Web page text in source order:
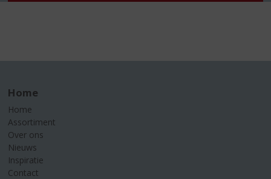
Home
Home
Assortiment
Over ons
Nieuws
Inspiratie
Contact